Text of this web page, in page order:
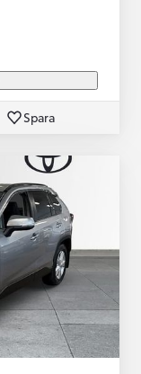
Spara